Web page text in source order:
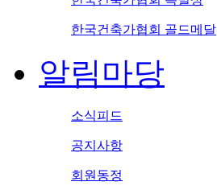
한국건축가협회 골드메달
알림마당
소식피드
공지사항
회원동정